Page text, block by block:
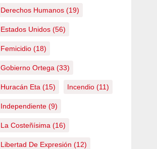
Derechos Humanos(19)
Estados Unidos(56)
Femicidio(18)
Gobierno Ortega (33)
Huracán Eta (15) Incendio(11)
Independiente(9)
La Costeñísima (16)
Libertad De Expresión (12)